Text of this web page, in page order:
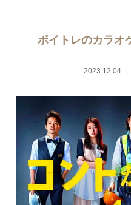
ボイトレのカラオ
2023.12.04